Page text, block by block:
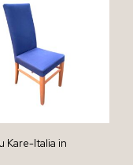
Kare-Italia in